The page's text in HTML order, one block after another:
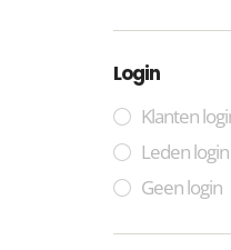
Login
Klanten
Leden login
Geen login